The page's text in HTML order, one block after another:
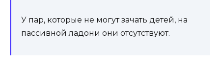
У пар, которые не могут зачать детей, на
пассивной ладони они отсутствуют.